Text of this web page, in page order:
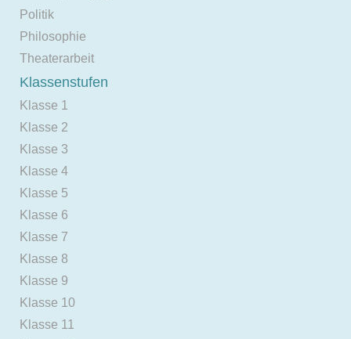
Politik
Philosophie
Theaterarbeit
Klassenstufen
Klasse 1
Klasse 2
Klasse 3
Klasse 4
Klasse 5
Klasse 6
Klasse 7
Klasse 8
Klasse 9
Klasse 10
Klasse 11